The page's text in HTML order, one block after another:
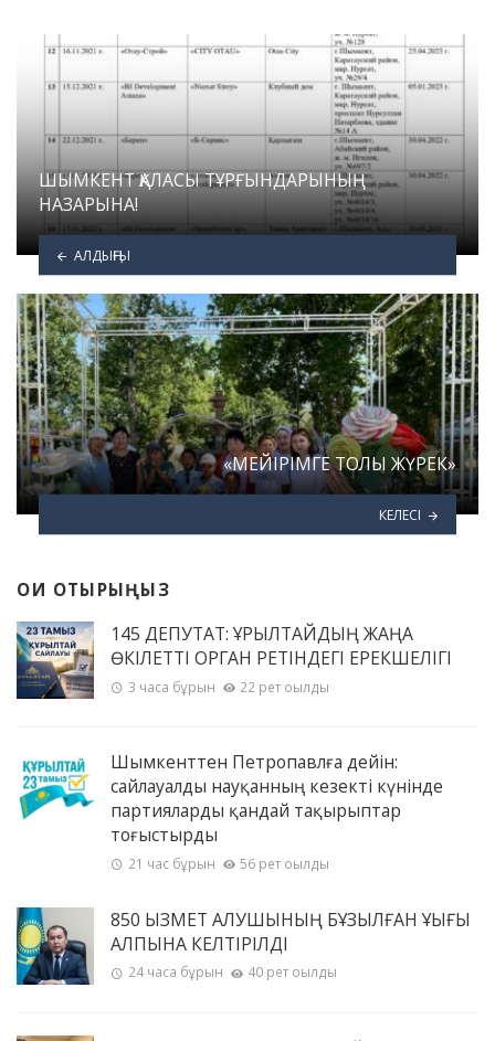
ШЫМКЕНТ ҚАЛАСЫ ТҰРҒЫНДАРЫНЫҢ
НАЗАРЫНА!
АЛДЫҢҒЫ
«МЕЙІРІМГЕ ТОЛЫ ЖҮРЕК»
КЕЛЕСІ
ОҚИ ОТЫРЫҢЫЗ
145 ДЕПУТАТ: ҚҰРЫЛТАЙДЫҢ ЖАҢА
ӨКІЛЕТТІ ОРГАН РЕТІНДЕГІ ЕРЕКШЕЛІГІ
3 часа бұрын 22 рет оқылды
Шымкенттен Петропавлға дейін:
сайлауалды науқанның кезекті күнінде
партияларды қандай тақырыптар
тоғыстырды
21 час бұрын 56 рет оқылды
850 ҚЫЗМЕТ АЛУШЫНЫҢ БҰЗЫЛҒАН ҚҰҚЫҒЫ
ҚАЛПЫНА КЕЛТІРІЛДІ
24 часа бұрын 40 рет оқылды